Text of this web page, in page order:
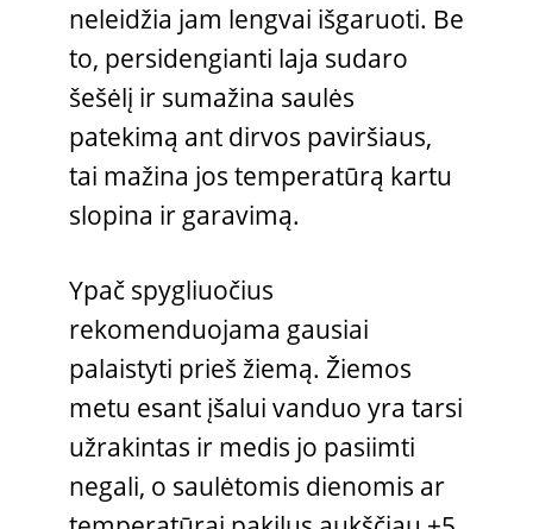
neleidžia jam lengvai išgaruoti. Be
to, persidengianti laja sudaro
šešėlį ir sumažina saulės
patekimą ant dirvos paviršiaus,
tai mažina jos temperatūrą kartu
slopina ir garavimą.
Ypač spygliuočius
rekomenduojama gausiai
palaistyti prieš žiemą. Žiemos
metu esant įšalui vanduo yra tarsi
užrakintas ir medis jo pasiimti
negali, o saulėtomis dienomis ar